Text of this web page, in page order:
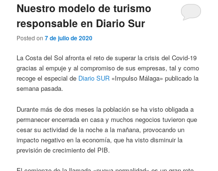
Nuestro modelo de turismo
responsable en Diario Sur
Posted on7 de julio de 2020
La Costa del Sol afronta el reto de superar la crisis del Covid-19
gracias al empuje y al compromiso de sus empresas, tal y como
recoge el especial de Diario SUR «Impulso Málaga» publicado la
semana pasada.
Durante más de dos meses la población se ha visto obligada a
permanecer encerrada en casa y muchos negocios tuvieron que
cesar su actividad de la noche a la mañana, provocando un
impacto negativo en la economía, que ha visto disminuir la
previsión de crecimiento del PIB.